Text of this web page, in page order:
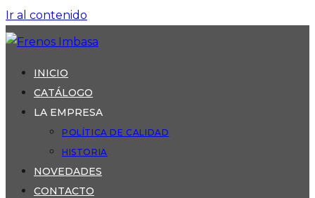
Ir al contenido
INICIO
CATÁLOGO
LA EMPRESA
POLÍTICA DE CALIDAD
HISTORIA
NOVEDADES
CONTACTO